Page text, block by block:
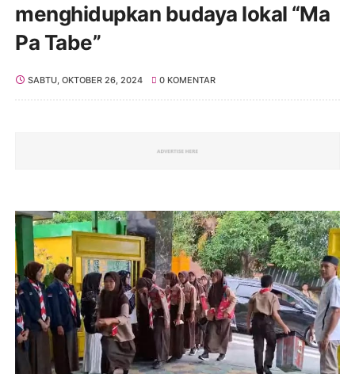
menghidupkan budaya lokal “Ma
Pa Tabe”
SABTU, OKTOBER 26, 2024 0 KOMENTAR